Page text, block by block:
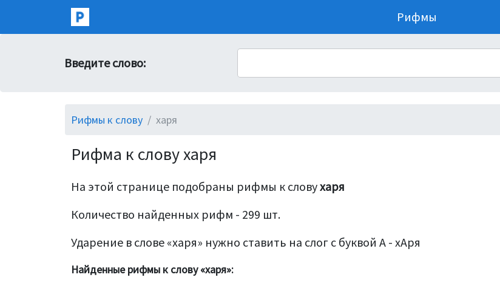
Рифмы
Введите слово:
Рифмы к слову харя
Рифма к слову харя
На этой странице подобраны рифмы к словухаря
Количество найденных рифм - 299 шт.
Ударение в слове «харя» нужно ставить на слог с буквой А - хАря
Найденные рифмы к слову «харя»: